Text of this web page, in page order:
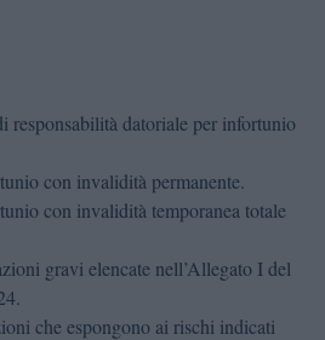
responsabilità datoriale per infortunio
con invalidità permanente.
con invalidità temporanea totale
gravi elencate nell’Allegato I del
che espongono ai rischi indicati